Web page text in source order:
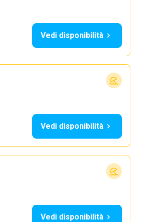
Vedi disponibilità
Vedi disponibilità
Vedi disponibilità